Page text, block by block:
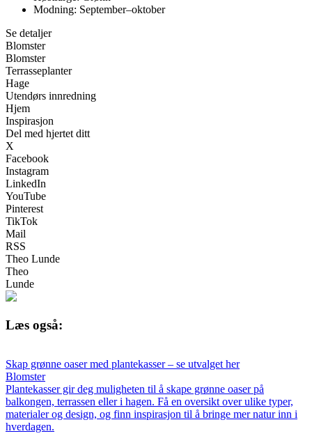
Modning: September–oktober
Se detaljer
Blomster
Blomster
Terrasseplanter
Hage
Utendørs innredning
Hjem
Inspirasjon
Del med hjertet ditt
X
Facebook
Instagram
LinkedIn
YouTube
Pinterest
TikTok
Mail
RSS
Theo Lunde
Theo
Lunde
Læs også:
Skap grønne oaser med plantekasser – se utvalget her
Blomster
Plantekasser gir deg muligheten til å skape grønne oaser på
balkongen, terrassen eller i hagen. Få en oversikt over ulike typer,
materialer og design, og finn inspirasjon til å bringe mer natur inn i
hverdagen.